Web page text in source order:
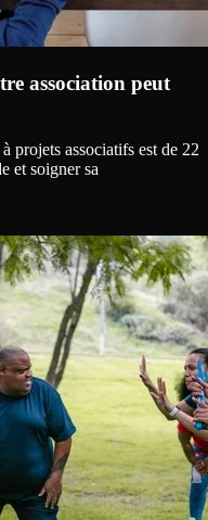
association peut
projets associatifs est de 22
et soigner sa